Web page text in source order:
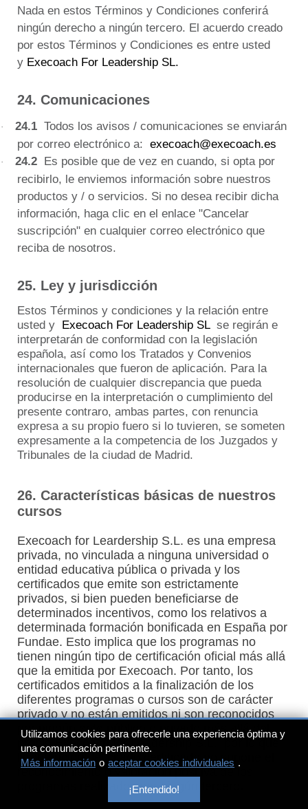
Nada en estos Términos y Condiciones conferirá
ningún derecho a ningún tercero. El acuerdo creado
por estos Términos y Condiciones es entre usted
y Execoach For Leadership SL.
24. Comunicaciones
· 24.1 Todos los avisos / comunicaciones se enviarán
por correo electrónico a: execoach@execoach.es
· 24.2 Es posible que de vez en cuando, si opta por
recibirlo, le enviemos información sobre nuestros
productos y / o servicios. Si no desea recibir dicha
información, haga clic en el enlace "Cancelar
suscripción" en cualquier correo electrónico que
reciba de nosotros.
25. Ley y jurisdicción
Estos Términos y condiciones y la relación entre
usted y Execoach For Leadership SLse regirán e
interpretarán de conformidad con la legislación
española, así como los Tratados y Convenios
internacionales que fueron de aplicación. Para la
resolución de cualquier discrepancia que pueda
producirse en la interpretación o cumplimiento del
presente contraro, ambas partes, con renuncia
expresa a su propio fuero si lo tuvieren, se someten
expresamente a la competencia de los Juzgados y
Tribunales de la ciudad de Madrid.
26. Características básicas de nuestros
cursos
Execoach for Leardership S.L. es una empresa
privada, no vinculada a ninguna universidad o
entidad educativa pública o privada y los
certificados que emite son estrictamente
privados, si bien pueden beneficiarse de
determinados incentivos, como los relativos a
determinada formación bonificada en España por
Fundae. Esto implica que los programas no
tienen ningún tipo de certificación oficial más allá
que la emitida por Execoach. Por tanto, los
certificados emitidos a la finalización de los
diferentes programas o cursos son de carácter
privado y no están emitidos ni son reconocidos
por ningún ente público o privado más allá del
propio Execoach for Leadership S.L., por lo que
la obtención del citado certificado no supone el
reconocimiento o valoración positiva de los
programas realizados por ningún tercero
Utilizamos cookies para ofrecerle una experiencia óptima y
una comunicación pertinente.
Más información o aceptar cookies individuales .
¡Entendido!